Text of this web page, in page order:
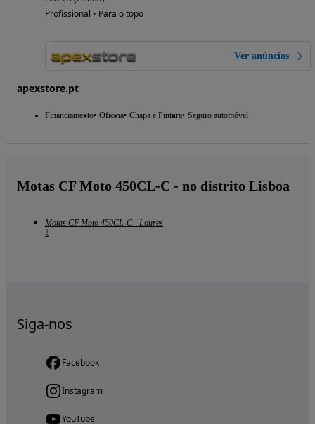
Profissional • Para o topo
Ver anúncios
apexstore.pt
Financiamento Oficina Chapa e Pintura Seguro automóvel
Motas CF Moto 450CL-C - no distrito Lisboa
Motas CF Moto 450CL-C - Loures
1
Siga-nos
Facebook
Instagram
YouTube